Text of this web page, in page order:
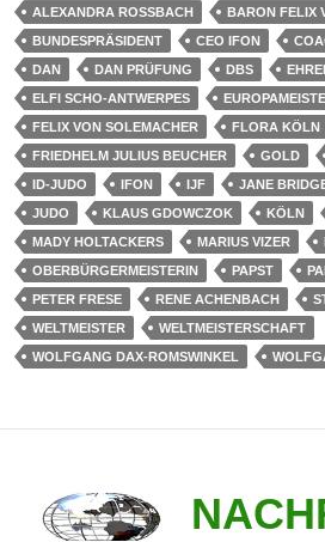
ALEXANDRA ROSSBACH
BARON FELIX
BUNDESPRÄSIDENT
CEO IFON
DAN
DAN PRÜFUNG DBS
ELFI SCHO-ANTWERPES
FELIX VON SOLEMACHER
FLORA KÖLN
FRIEDHELM JULIUS BEUCHER
GOLD
ID-JUDO
IFON IJF JANE
JUDO
KLAUS GDOWCZOK KÖLN
MADY HOLTACKERS
MARIUS VIZER
OBERBÜRGERMEISTERIN
PAPST
PETER FRESE
RENE ACHENBACH
WELTMEISTER
WELTMEISTERSCHAFT
WOLFGANG DAX-ROMSWINKEL